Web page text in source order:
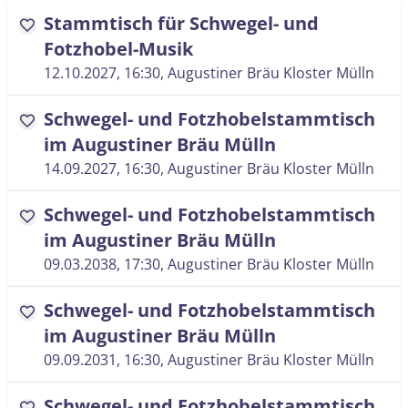
favorite Stammtisch für Schwegel- und
Fotzhobel-Musik
12.10.2027, 16:30, Augustiner Bräu Kloster Mülln
favorite Schwegel- und Fotzhobelstammtisch
im Augustiner Bräu Mülln
14.09.2027, 16:30, Augustiner Bräu Kloster Mülln
favorite Schwegel- und Fotzhobelstammtisch
im Augustiner Bräu Mülln
09.03.2038, 17:30, Augustiner Bräu Kloster Mülln
favorite Schwegel- und Fotzhobelstammtisch
im Augustiner Bräu Mülln
09.09.2031, 16:30, Augustiner Bräu Kloster Mülln